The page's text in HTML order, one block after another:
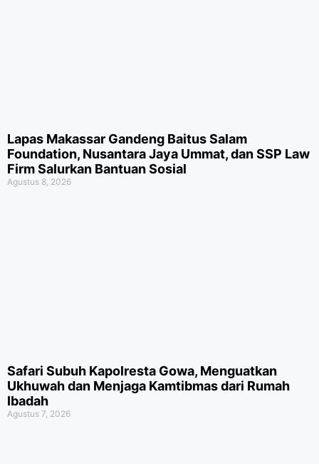
Lapas Makassar Gandeng Baitus Salam
Foundation, Nusantara Jaya Ummat, dan SSP Law
Firm Salurkan Bantuan Sosial
Agustus 8, 2026
Safari Subuh Kapolresta Gowa, Menguatkan
Ukhuwah dan Menjaga Kamtibmas dari Rumah
Ibadah
Agustus 7, 2026